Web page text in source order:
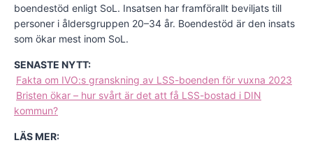
boendestöd enligt SoL. Insatsen har framförallt beviljats till
personer i åldersgruppen 20–34 år. Boendestöd är den insats
som ökar mest inom SoL.
SENASTE NYTT:
Fakta om IVO:s granskning av LSS-boenden för vuxna 2023
Bristen ökar – hur svårt är det att få LSS-bostad i DIN
kommun?
LÄS MER: